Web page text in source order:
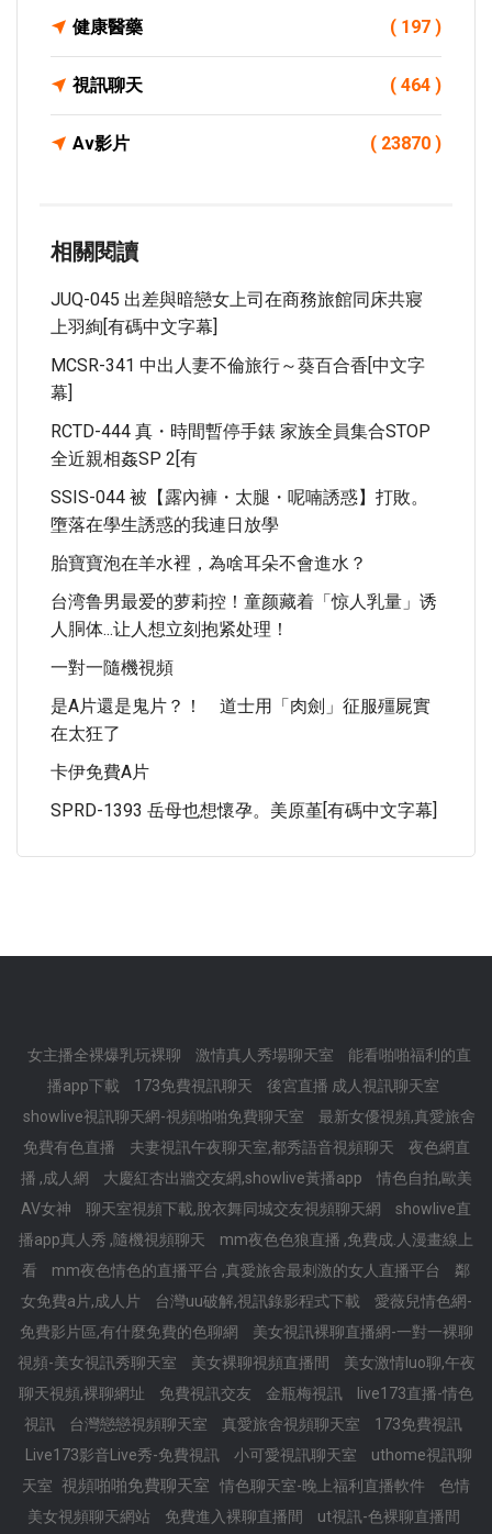
健康醫藥 ( 197 )
視訊聊天 ( 464 )
Av影片 ( 23870 )
相關閱讀
JUQ-045 出差與暗戀女上司在商務旅館同床共寢
上羽絢[有碼中文字幕]
MCSR-341 中出人妻不倫旅行～葵百合香[中文字
幕]
RCTD-444 真・時間暫停手錶 家族全員集合STOP
全近親相姦SP 2[有
SSIS-044 被【露內褲・太腿・呢喃誘惑】打敗。
墮落在學生誘惑的我連日放學
胎寶寶泡在羊水裡，為啥耳朵不會進水？
台湾鲁男最爱的萝莉控！童颜藏着「惊人乳量」诱
人胴体...让人想立刻抱紧处理！
一對一隨機視頻
是A片還是鬼片？！ 道士用「肉劍」征服殭屍實
在太狂了
卡伊免費A片
SPRD-1393 岳母也想懷孕。美原堇[有碼中文字幕]
女主播全裸爆乳玩裸聊 激情真人秀場聊天室
能看啪啪福利的直
播app下載
173免費視訊聊天
後宮直播 成人視訊聊天室
showlive視訊聊天網-視頻啪啪免費聊天室
最新女優視頻,真愛旅舍
免費有色直播
夫妻視訊午夜聊天室,都秀語音視頻聊天
夜色網直
播 ,成人網
大慶紅杏出牆交友網,showlive黃播app
情色自拍,歐美
AV女神
聊天室視頻下載,脫衣舞同城交友視頻聊天網
showlive直
播app真人秀 ,隨機視頻聊天
mm夜色色狼直播 ,免費成.人漫畫線上
看
mm夜色情色的直播平台 ,真愛旅舍最刺激的女人直播平台
鄰
女免費a片,成人片
台灣uu破解,視訊錄影程式下載
愛薇兒情色網-
免費影片區,有什麼免費的色聊網
美女視訊裸聊直播網-一對一裸聊
視頻-美女視訊秀聊天室
美女裸聊視頻直播間
美女激情luo聊,午夜
聊天視頻,裸聊網址
免費視訊交友 金瓶梅視訊
live173直播-情色
視訊
台灣戀戀視頻聊天室 真愛旅舍視頻聊天室
173免費視訊
Live173影音Live秀-免費視訊
小可愛視訊聊天室
uthome視訊聊
天室
視頻啪啪免費聊天室 情色聊天室-晚上福利直播軟件
色情
美女視頻聊天網站
免費進入裸聊直播間 ut視訊-色裸聊直播間